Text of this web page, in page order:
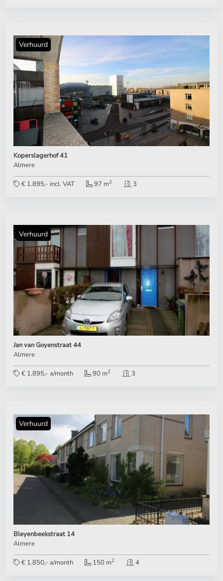
Verhuurd
Koperslagerhof 41
Almere
€ 1.895,- incl. VAT 97 m2 3
Verhuurd
Jan van Goyenstraat 44
Almere
€ 1.895,- a/month 90 m2 3
Verhuurd
Bleyenbeekstraat 14
Almere
€ 1.850,- a/month 150 m2 4